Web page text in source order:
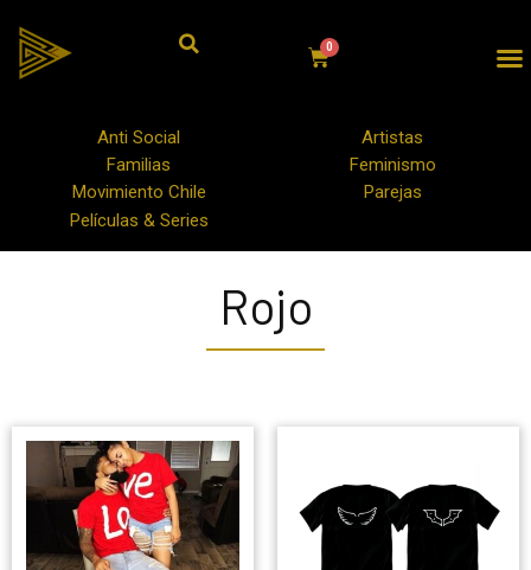
Anti Social
Artistas
Familias
Feminismo
Movimiento Chile
Parejas
Películas & Series
Rojo